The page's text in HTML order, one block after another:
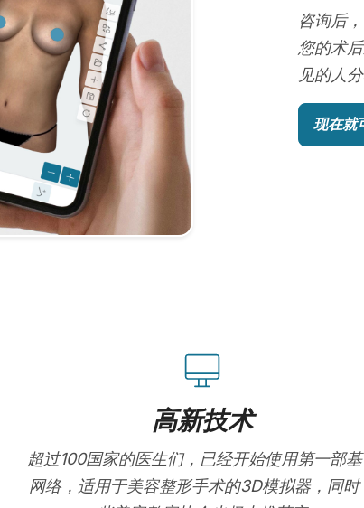
咨询后，
您的术
见的人
现在就
高新技术
超过100国家的医生们，已经开始使用第一部
网络，适用于美容整形手术的3D模拟器，同时